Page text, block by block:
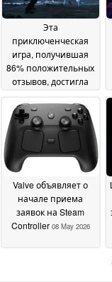
Эта
приключенческая
игра, получившая
86% положительных
отзывов, достигла
в Steam со скидкой
60%13 May 2026
Valve объявляет о
начале приема
заявок на Steam
Controller 08 May 2026